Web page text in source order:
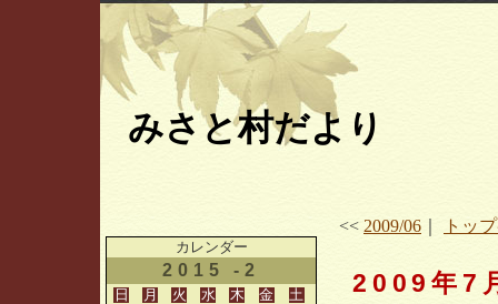
みさと村だより
カレンダー
2015 -2
日 月 火 水 木 金
土
<< 2009/06 トッ
2009年7